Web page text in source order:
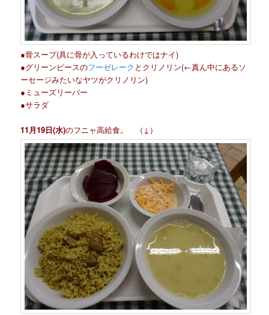
●骨スープ(具に骨が入っているわけではナイ)
●グリーンピースのフーゼレーク とクリノリン(←真ん中にあるソ
ーセージみたいなヤツがクリノリン)
●ミューズリーバー
●サラダ
11月19日(水)のフニャ高給食。 （↓）